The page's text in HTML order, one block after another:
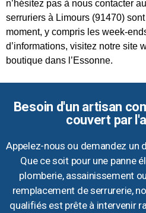
n’hésitez pas à nous contacter
serruriers à Limours (91470)
moment, y compris les week-
d’informations, visitez notre site
boutique dans l’Essonne.
Besoin d'un artisan
couvert par
Appelez-nous ou demandez un
Que ce soit pour une panne
plomberie, assainissement
remplacement de serrurerie,
qualifiés est prête à intervenir